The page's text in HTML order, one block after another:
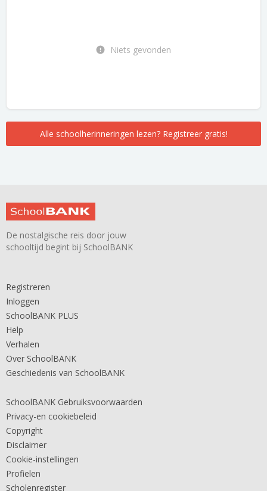
Niets gevonden
Alle schoolherinneringen lezen? Registreer gratis!
De nostalgische reis door jouw
schooltijd begint bij SchoolBANK
Registreren
Inloggen
SchoolBANK PLUS
Help
Verhalen
Over SchoolBANK
Geschiedenis van SchoolBANK
SchoolBANK Gebruiksvoorwaarden
Privacy-en cookiebeleid
Copyright
Disclaimer
Cookie-instellingen
Profielen
Scholenregister